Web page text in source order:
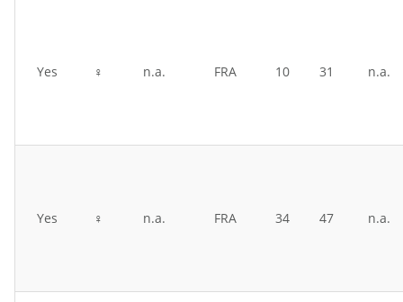
Yes ♀ n.a. FRA 10 31 n.a.
Yes ♀ n.a. FRA 34 47 n.a.